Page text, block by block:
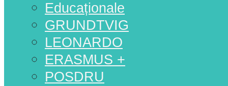
Educaționale
GRUNDTVIG
LEONARDO
ERASMUS +
POSDRU